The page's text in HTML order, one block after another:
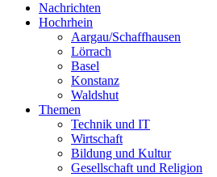
Nachrichten
Hochrhein
Aargau/Schaffhausen
Lörrach
Basel
Konstanz
Waldshut
Themen
Technik und IT
Wirtschaft
Bildung und Kultur
Gesellschaft und Religion